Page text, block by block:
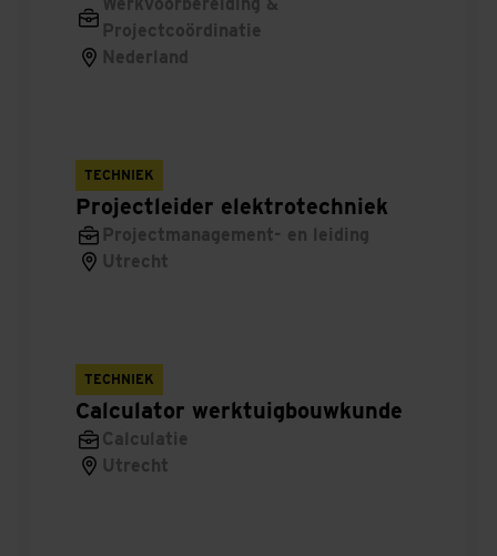
Stage Civiele Techniek/Infra - Landelijke
Projecten
Projectcoördinator elektrotechniek
Projectmanager woningbouw
Uitvoerder Woningbouw
Projectorganisator Bedrijfsbureau
Projectcoördinatie
Nederland
Projectleider elektrotechniek
Projectmanagement- en leiding
Utrecht
TECHNIEK
Calculator werktuigbouwkunde
Calculatie
Utrecht
TECHNIEK